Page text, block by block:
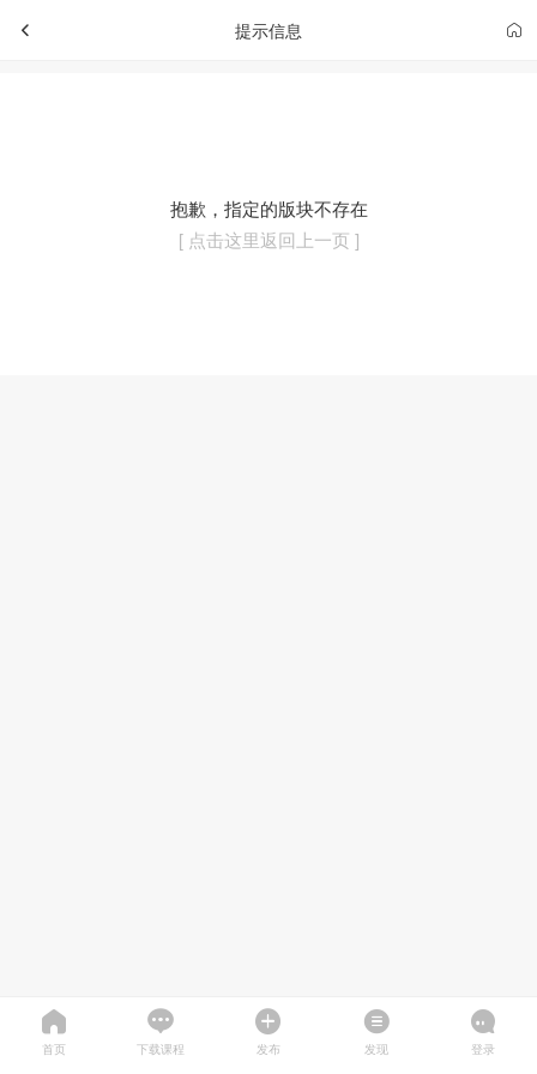
提示信息
抱歉，指定的版块不存在
[ 点击这里返回上一页 ]
首页 下载课程 发布 发现 登录